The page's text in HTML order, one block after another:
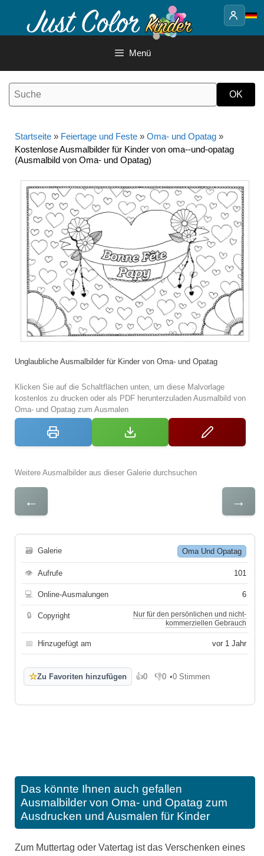
Inhalt
Menü
Startseite » Feiertage und Feste » Oma- und Opatag »
Kostenlose Ausmalbilder für Kinder von oma--und-opatag
(Ausmalbild von Oma- und Opatag)
Unglaubliche Ausmalbilder für Kinder von Oma- und Opatag
Klicken Sie auf die Schaltflächen unten, um diese Malvorlage
kostenlos zu drucken oder als PDF herunterzuladen Ausmalbild von
Oma- und Opatag zum Ausmalen
Weitere Ausmalbilder aus dieser Galerie durchsuchen
← →
🗃 Galerie Oma Und Opatag
👁 Aufrufe 101
💻 Online-Ausmalungen 6
🔒 Copyright
Nur für den persönlichen und nicht-
kommerziellen Gebrauch
📅 Hinzugefügt am vor 1 Jahr
☆Zu Favoriten hinzufügen 👍0
Gefällt mir
👎0
Gefällt mir nicht
•0 Stimmen
Das könnte Ihnen auch gefallen
Ausmalbilder von Oma- und Opatag zum
Ausdrucken und Ausmalen für Kinder
Zum Muttertag oder Vatertag ist das Verschenken eines